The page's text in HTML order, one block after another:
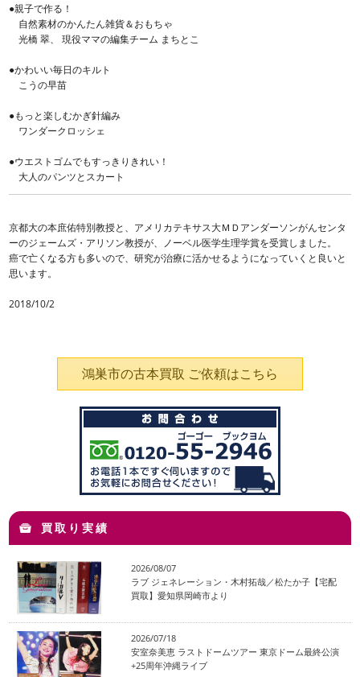
●親子で作る！
自然素材のかんたん雑貨＆おもちゃ
光橋 翠、 現役ママの編集チーム まちとこ
●かわいい毎日のキルト
こうの早苗
●もっと楽しむかぎ針編み
ワンダークロッシェ
●ウエストゴムでもすっきりきれい！
大人のパンツとスカート
京都大の本庶佑特別教授と、アメリカテキサス大ＭＤアンダーソンがんセンタ
ーのジェームズ・アリソン教授が、ノーベル医学生理学賞を受賞しました。
癌で亡くなる方も多いので、研究が治療に活かせるようになっていくと良いと
思います。
2018/10/2
鴻巣市の古本買取 ご依頼はこちら
買取り実績
2026/08/07
ラブ ジェネレーション・木村拓哉／松たか子【宅配
買取】愛知県岡崎市より
2026/07/18
安室奈美恵 ラストドームツアー 東京ドーム最終公演
+25周年沖縄ライブ